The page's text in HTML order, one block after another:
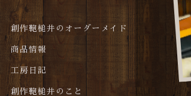
創作鞄槌井のオーダーメイド
商品情報
工房日記
創作鞄槌井のこと